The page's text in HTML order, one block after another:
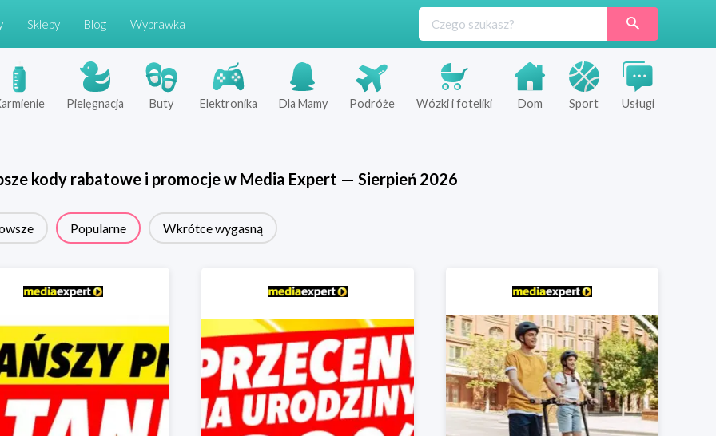
Sklepy Blog Wyprawka
Pielęgnacja Buty Elektronika Dla Mamy Podróże Wózki i foteliki Dom Sport Usługi
kody rabatowe i promocje w Media Expert — Sierpień 2026
Popularne Wkrótce wygasną